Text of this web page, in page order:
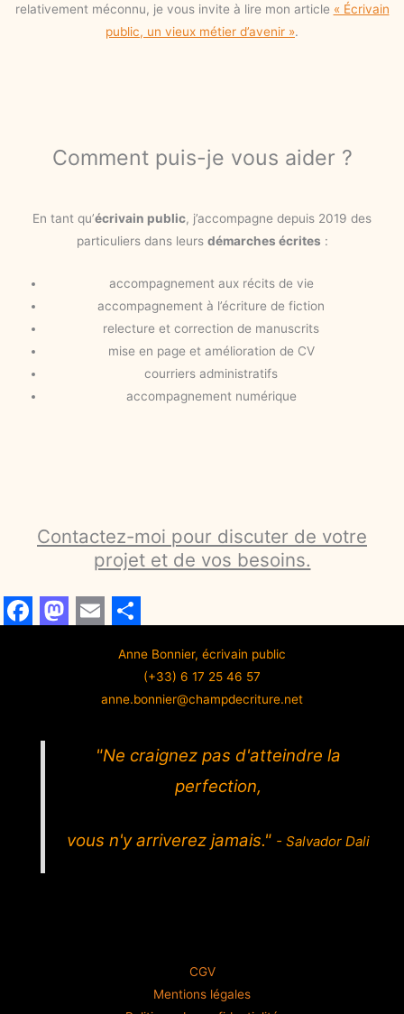
relativement méconnu, je vous invite à lire mon article « Écrivain
public, un vieux métier d’avenir ».
Comment puis-je vous aider ?
En tant qu’écrivain public, j’accompagne depuis 2019 des
particuliers dans leurs démarches écrites :
accompagnement aux récits de vie
accompagnement à l’écriture de fiction
relecture et correction de manuscrits
mise en page et amélioration de CV
courriers administratifs
accompagnement numérique
Contactez-moi pour discuter de votre
projet et de vos besoins.
h
a
e
Anne Bonnier, écrivain public
(+33) 6 17 25 46 57
anne.bonnier@champdecriture.net
"Ne craignez pas d'atteindre la
perfection,
vous n'y arriverez jamais." - Salvador Dali
CGV
Mentions légales